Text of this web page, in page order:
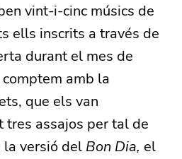
vint-i-cinc músics de
ells inscrits a través de
durant el mes de
amb la
que els van
tres assajos per tal de
versió del Bon Dia, el